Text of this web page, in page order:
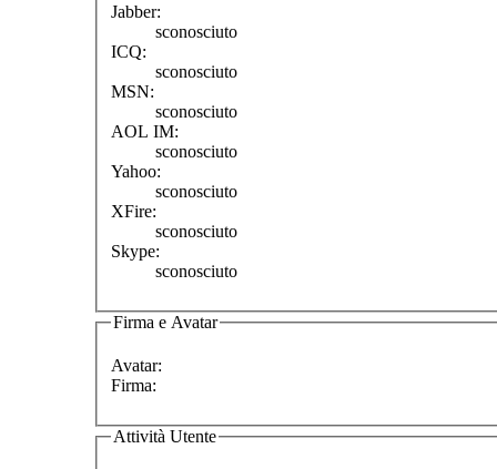
Jabber:
sconosciuto
ICQ:
sconosciuto
MSN:
sconosciuto
AOL IM:
sconosciuto
Yahoo:
sconosciuto
XFire:
sconosciuto
Skype:
sconosciuto
Firma e Avatar
Avatar:
Firma:
Attività Utente